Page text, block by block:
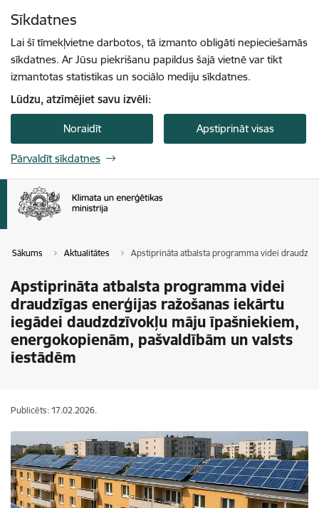
Sīkdatnes
Lai šī tīmekļvietne darbotos, tā izmanto obligāti nepieciešamās
sīkdatnes. Ar Jūsu piekrišanu papildus šajā vietnē var tikt
izmantotas statistikas un sociālo mediju sīkdatnes.
Lūdzu, atzīmējiet savu izvēli:
Noraidīt Apstiprināt visas
Pārvaldīt sīkdatnes
Sākums Aktualitātes Apstiprināta atbalsta programma videi
Apstiprināta atbalsta programma videi
draudzīgas enerģijas ražošanas iekārtu
iegādei daudzdzīvokļu māju īpašniekiem,
energokopienām, pašvaldībām un valsts
iestādēm
Publicēts: 17.02.2026.